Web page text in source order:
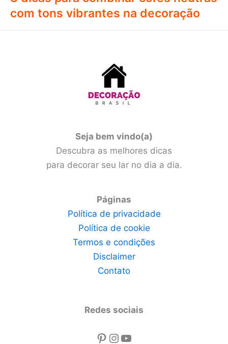
com tons vibrantes na decoração
Seja bem vindo(a)
Descubra as melhores dicas
para decorar seu lar no dia a dia.
Páginas
Política de privacidade
Política de cookie
Termos e condições
Disclaimer
Contato
Redes sociais
Pinterest
Instagram
Youtube